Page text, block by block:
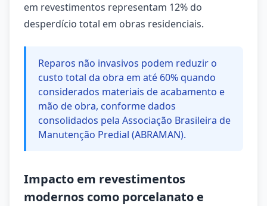
em revestimentos representam 12% do
desperdício total em obras residenciais.
Reparos não invasivos podem reduzir o
custo total da obra em até 60% quando
considerados materiais de acabamento e
mão de obra, conforme dados
consolidados pela Associação Brasileira de
Manutenção Predial (ABRAMAN).
Impacto em revestimentos
modernos como porcelanato e